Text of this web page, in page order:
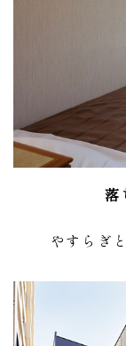
落
やすらぎ